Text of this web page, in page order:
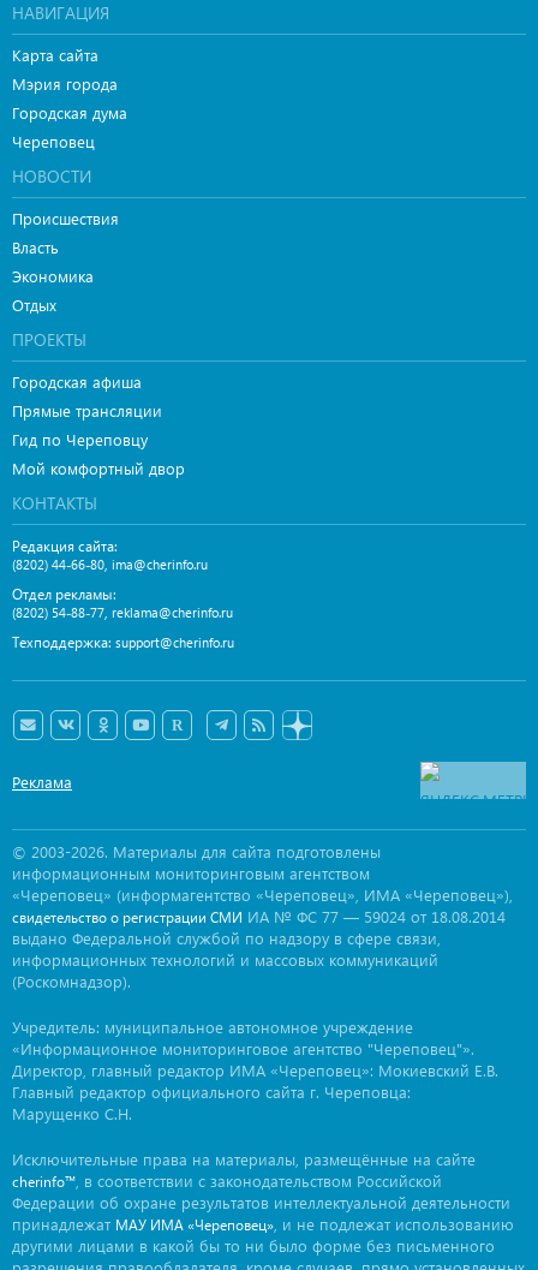
НАВИГАЦИЯ
Карта сайта
Мэрия города
Городская дума
Череповец
НОВОСТИ
Происшествия
Власть
Экономика
Отдых
ПРОЕКТЫ
Городская афиша
Прямые трансляции
Гид по Череповцу
Мой комфортный двор
КОНТАКТЫ
Редакция сайта:
(8202) 44-66-80, ima@cherinfo.ru
Отдел рекламы:
(8202) 54-88-77, reklama@cherinfo.ru
Техподдержка: support@cherinfo.ru
Реклама
© 2003-2026. Материалы для сайта подготовлены
информационным мониторинговым агентством
«Череповец» (информагентство «Череповец», ИМА «Череповец»),
свидетельство о регистрации СМИ ИА № ФС 77 — 59024 от 18.08.2014
выдано Федеральной службой по надзору в сфере связи,
информационных технологий и массовых коммуникаций
(Роскомнадзор).
Учредитель: муниципальное автономное учреждение
«Информационное мониторинговое агентство "Череповец"».
Директор, главный редактор ИМА «Череповец»: Мокиевский Е.В.
Главный редактор официального сайта г. Череповца:
Марущенко С.Н.
Исключительные права на материалы, размещённые на сайте
cherinfo™ , в соответствии с законодательством Российской
Федерации об охране результатов интеллектуальной деятельности
принадлежат МАУ ИМА «Череповец» , и не подлежат использованию
другими лицами в какой бы то ни было форме без письменного